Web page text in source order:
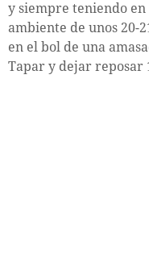
y siempre teniendo
ambiente de unos 20-
en el bol de una
Tapar y dejar reposar